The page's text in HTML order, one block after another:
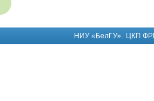
НИУ «БелГУ». ЦКП